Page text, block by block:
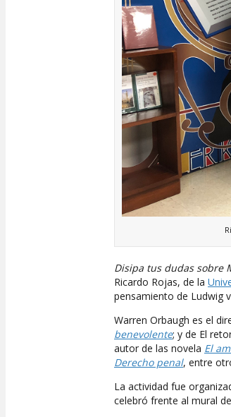
Disipa tus dudas sobre
Ricardo Rojas, de la
pensamiento de Ludwig
Warren Orbaugh es el
benevolente; y de El
autor de las novela El
Derecho penal, entre
La actividad fue
celebró frente al mural